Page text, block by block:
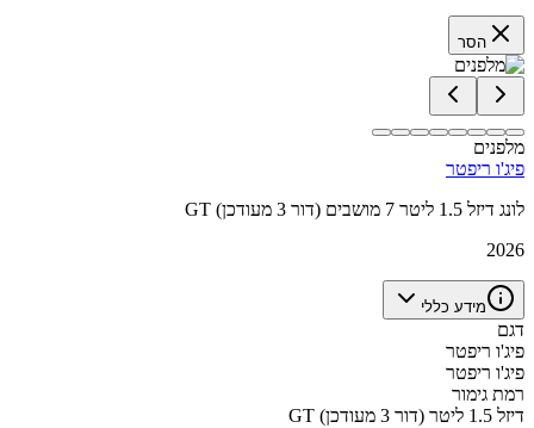
הסר
מלפנים
פיג'ו ריפטר
GT לונג דיזל 1.5 ליטר 7 מושבים (דור 3 מעודכן)
2026
מידע כללי
דגם
פיג'ו ריפטר
פיג'ו ריפטר
רמת גימור
GT דיזל 1.5 ליטר (דור 3 מעודכן)